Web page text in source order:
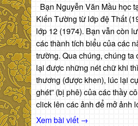
Bạn Nguyễn Văn Mầu học
Kiến Tường từ lớp đệ Thất
lớp 12 (1974). Bạn vẫn còn
các thành tích biểu của các
trường. Qua chúng, chúng ta
lại được những nét chữ khi
thương (được khen), lúc lại
ghét” (bị phê) của các thầy
click lên các ảnh để mở
Xem bài viết →